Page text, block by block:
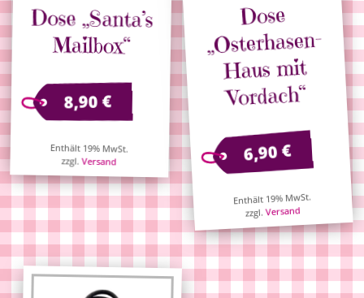
Dose „Santa’s
Mailbox“
8,90€
Enthält 19% MwSt.
zzgl.Versand
Dose
„Osterhasen-
Haus mit
Vordach“
6,90€
Enthält 19% MwSt.
zzgl.Versand